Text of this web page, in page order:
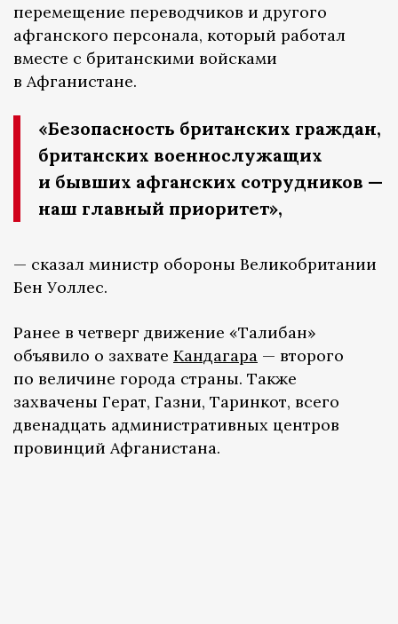
перемещение переводчиков и другого
афганского персонала, который работал
вместе с британскими войсками
в Афганистане.
«Безопасность британских граждан,
британских военнослужащих
и бывших афганских сотрудников —
наш главный приоритет»,
— сказал министр обороны Великобритании
Бен Уоллес.
Ранее в четверг движение «Талибан»
объявило о захвате Кандагара — второго
по величине города страны. Также
захвачены Герат, Газни, Таринкот, всего
двенадцать административных центров
провинций Афганистана.